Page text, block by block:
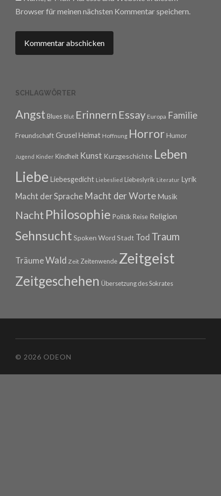
Browser für meinen nächsten Kommentar speichern.
SCHLAGWÖRTER
Angst Blues Blut Erinnern Essay Europa Familie
Freundschaft Grusel Heimat Hoffnung Horror Humor
Jugend Kinder Kindheit Kunst Kurzgeschichte Leben
Liebe Liebesgedicht Liebeslied Liebeslyrik Literatur Lyrik
Macht der Sprache Macht der Worte Musik
Nacht Philosophie Politik Reise Religion
Sehnsucht Spoken Word Stadt Tod Traum
TräumeWald Zeit Zeitenwende Zeitgeist
Zeitgeschehen Übersetzung des Sokrates
© 2026 ODEON